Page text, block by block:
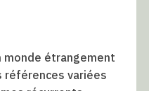
monde étrangement
références variées